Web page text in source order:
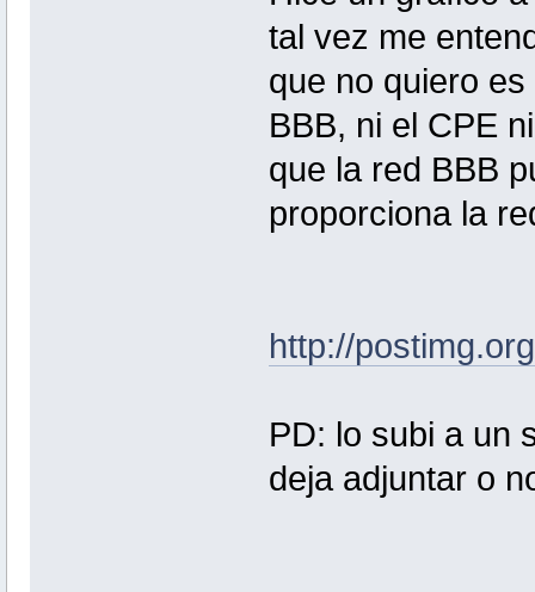
tal vez me
que no quiero
BBB, ni el CPE
que la red BBB
proporciona la
http://
PD: lo subi a un
deja adjuntar o